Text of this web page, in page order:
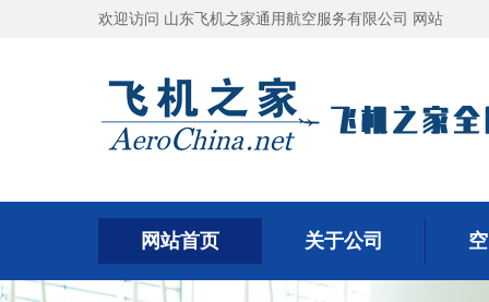
欢迎访问 山东飞机之家通用航空服务有限公司 网站
网站首页 关于公司